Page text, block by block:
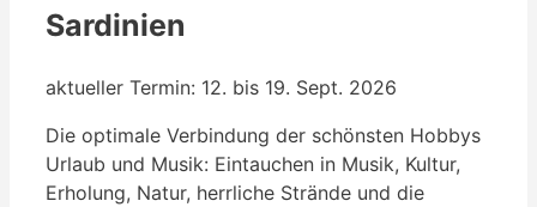
Sardinien
aktueller Termin: 12. bis 19. Sept. 2026
Die optimale Verbindung der schönsten Hobbys
Urlaub und Musik: Eintauchen in Musik, Kultur,
Erholung, Natur, herrliche Strände und die